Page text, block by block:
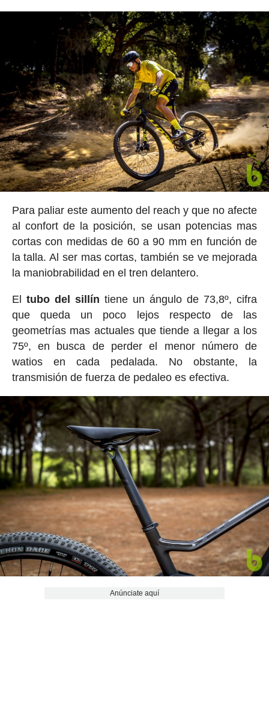
Para paliar este aumento del reach y que no afecte
al confort de la posición, se usan potencias mas
cortas con medidas de 60 a 90 mm en función de
la talla. Al ser mas cortas, también se ve mejorada
la maniobrabilidad en el tren delantero.
El tubo del sillín tiene un ángulo de 73,8º, cifra
que queda un poco lejos respecto de las
geometrías mas actuales que tiende a llegar a los
75º, en busca de perder el menor número de
watios en cada pedalada. No obstante, la
transmisión de fuerza de pedaleo es efectiva.
Anúnciate aquí